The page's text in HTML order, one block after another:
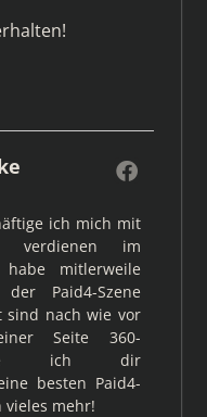
ich mich mit
verdienen im
mitlerweile
Paid4-Szene
sind nach wie vor
Seite 360-
ich dir
besten Paid4-
mehr!